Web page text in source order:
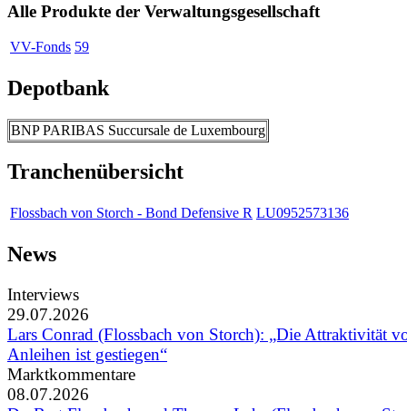
Alle Produkte der Verwaltungsgesellschaft
VV-Fonds 59
Depotbank
BNP PARIBAS Succursale de Luxembourg
Tranchenübersicht
Flossbach von Storch - Bond Defensive R LU0952573136
News
Interviews
29.07.2026
Lars Conrad (Flossbach von Storch): „Die Attraktivität
Anleihen ist gestiegen“
Marktkommentare
08.07.2026